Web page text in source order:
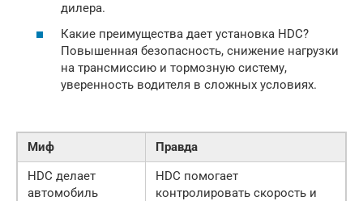
дилера.
Какие преимущества дает установка HDC?
Повышенная безопасность, снижение нагрузки
на трансмиссию и тормозную систему,
уверенность водителя в сложных условиях.
Миф
Правда
HDC делает
автомобиль
HDC помогает
контролировать скорость и